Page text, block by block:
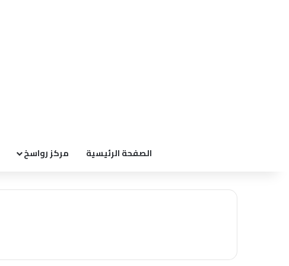
الصفحة الرئيسية مركز رواسخ